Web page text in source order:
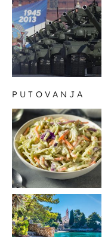
PUTOVANJA